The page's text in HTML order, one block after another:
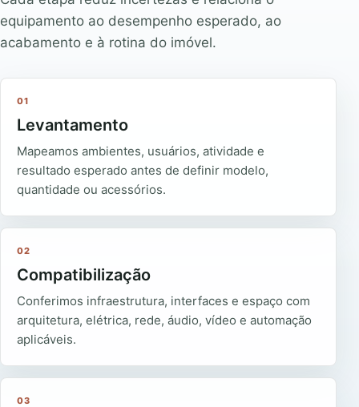
equipamento ao desempenho esperado, ao
acabamento e à rotina do imóvel.
01
Levantamento
Mapeamos ambientes, usuários, atividade e
resultado esperado antes de definir modelo,
quantidade ou acessórios.
02
Compatibilização
Conferimos infraestrutura, interfaces e espaço com
arquitetura, elétrica, rede, áudio, vídeo e automação
aplicáveis.
03